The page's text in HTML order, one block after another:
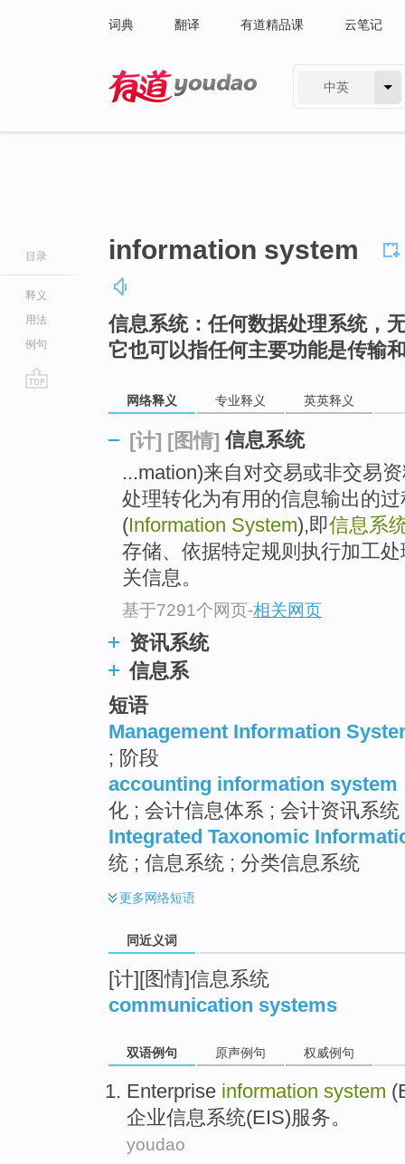
词典 翻译 有道精品课 云笔记
中英
目录
释义
用法
例句
information system
信息系统：任何数据处理系统，
它也可以指任何主要功能是传输
网络释义 专业释义 英英释义
[计] [图情] 信息系统
...mation)来自对交易或非交易
处理转化为有用的信息输出的
(Information System),即信息系
存储、依据特定规则执行加工
关信息。
基于7291个网页-相关网页
资讯系统
信息系
短语
Management Information
; 阶段
accounting information system
化 ; 会计信息体系 ; 会计资讯系统
Integrated Taxonomic
统 ; 信息系统 ; 分类信息系统
更多网络短语
同近义词
[计][图情]信息系统
communication systems
双语例句 原声例句 权威例句
Enterprise information system (
企业信息系统(EIS)服务。
youdao